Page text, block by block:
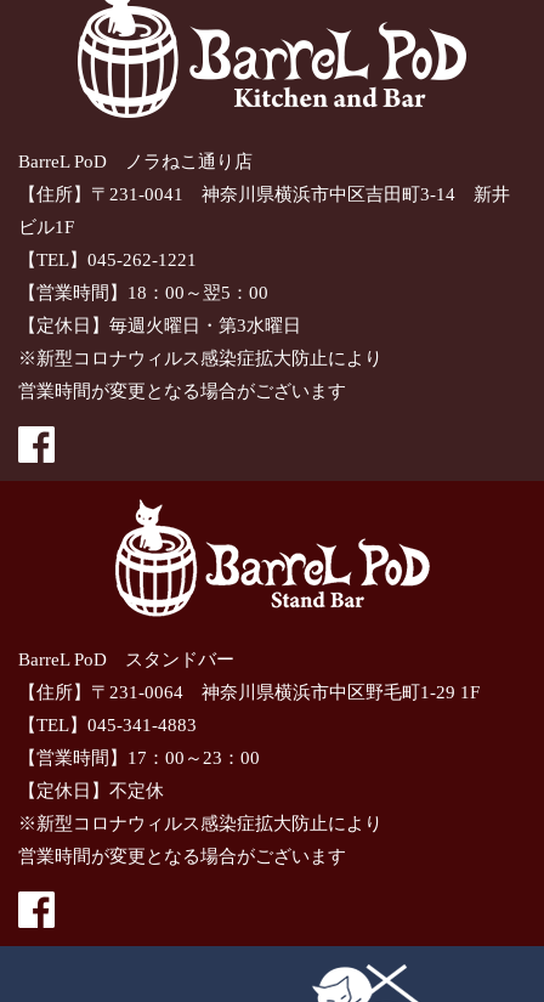
BarreL PoD ノラねこ通り店
【住所】〒231-0041 神奈川県横浜市中区吉田町3-14 新井
ビル1F
【TEL】045-262-1221
【営業時間】18：00～翌5：00
【定休日】毎週火曜日・第3水曜日
※新型コロナウィルス感染症拡大防止により
営業時間が変更となる場合がございます
BarreL PoD スタンドバー
【住所】〒231-0064 神奈川県横浜市中区野毛町1-29 1F
【TEL】045-341-4883
【営業時間】17：00～23：00
【定休日】不定休
※新型コロナウィルス感染症拡大防止により
営業時間が変更となる場合がございます